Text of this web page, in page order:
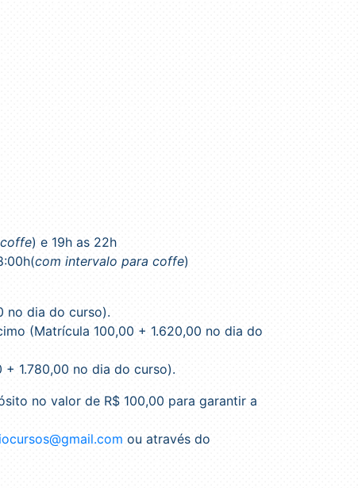
) e 19h as 22h
com intervalo para coffe)
no dia do curso).
(Matrícula 100,00 + 1.620,00 no dia do
+ 1.780,00 no dia do curso).
no valor de R$ 100,00 para garantir a
ou através do